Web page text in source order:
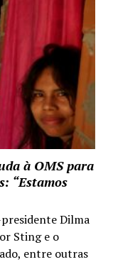
à OMS para
“Estamos
Dilma
Sting e o
entre outras